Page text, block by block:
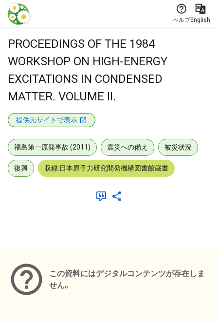
本文に飛ぶ
ヘルプEnglish
PROCEEDINGS OF THE 1984
WORKSHOP ON HIGH-ENERGY
EXCITATIONS IN CONDENSED
MATTER. VOLUME II.
提供元サイトで表示
福島第一原発事故 (2011) 震災への備え 被災状況
復興 収録:日本原子力研究開発機構図書館蔵書
この資料にはデジタルコンテンツが存在しま
せん。